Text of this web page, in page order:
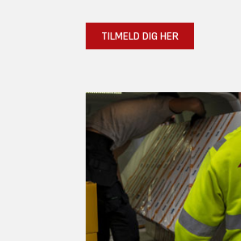
TILMELD DIG HER